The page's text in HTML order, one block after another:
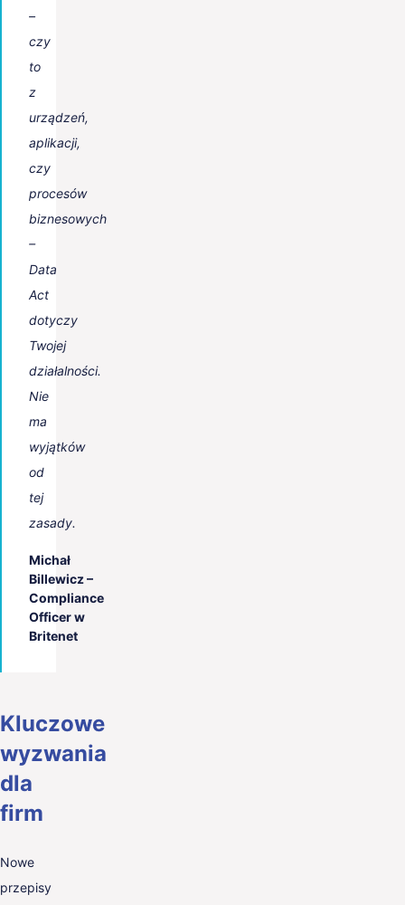
–
czy
to
z
urządzeń,
aplikacji,
czy
procesów
biznesowych
–
Data
Act
dotyczy
Twojej
działalności.
Nie
ma
wyjątków
od
tej
zasady.
Michał
Billewicz –
Compliance
Officer w
Britenet
Kluczowe
wyzwania
dla
firm
Nowe
przepisy